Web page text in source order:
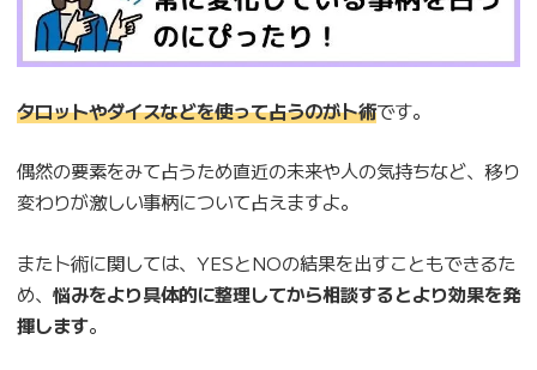
タロットやダイスなどを使って占うのが卜術です。
偶然の要素をみて占うため直近の未来や人の気持ちなど、移り
変わりが激しい事柄について占えますよ。
また卜術に関しては、YESとNOの結果を出すこともできるた
め、 悩みをより具体的に整理してから相談するとより効果を発
揮します。